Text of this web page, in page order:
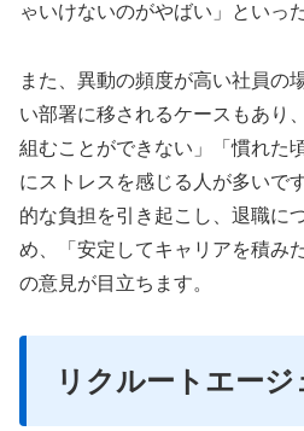
ゃいけないのがやばい」といっ
また、異動の頻度が高い社員の
い部署に移されるケースもあり
組むことができない」「慣れた
にストレスを感じる人が多いで
的な負担を引き起こし、退職に
め、「安定してキャリアを積み
の意見が目立ちます。
リクルートエージ